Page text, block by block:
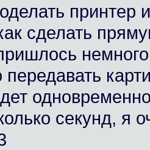
принтер
сделать
немного
секунд, я